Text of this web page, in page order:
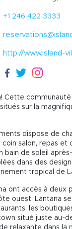
+1 246 422 3333
http://www.island-
Cette
sur la
dispose de
coin salon, repas et
bain de soleil
dans des
tropical de
ont accès à deux
ouest. Lantana
les
situé juste au-